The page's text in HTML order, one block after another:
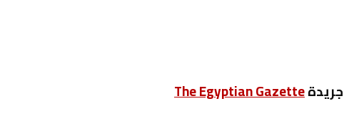
جريدةThe Egyptian Gazette